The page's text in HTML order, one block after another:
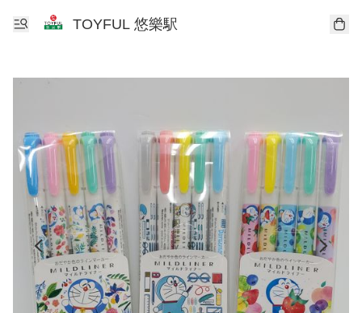
TOYFUL 悠樂駅